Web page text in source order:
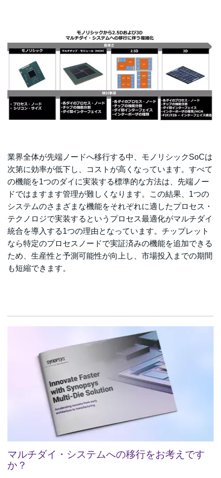
業界全体が先端ノードへ移行する中、モノリシックSoCは
次第に効率が低下し、コストが高くなっています。すべて
の機能を1つのダイに実装する標準的な方法は、先端ノー
ドではますます管理が難しくなります。この結果、1つの
システムのさまざまな機能をそれぞれに適したプロセス・
テクノロジで実装するというプロセス最適化がマルチダイ
統合を導入する1つの理由となっています。チップレット
なら特定のプロセスノードで実証済みの機能を追加できる
ため、生産性と予測可能性が向上し、市場投入までの期間
も短縮できます。
マルチダイ・システムへの移行をお考えです
か？